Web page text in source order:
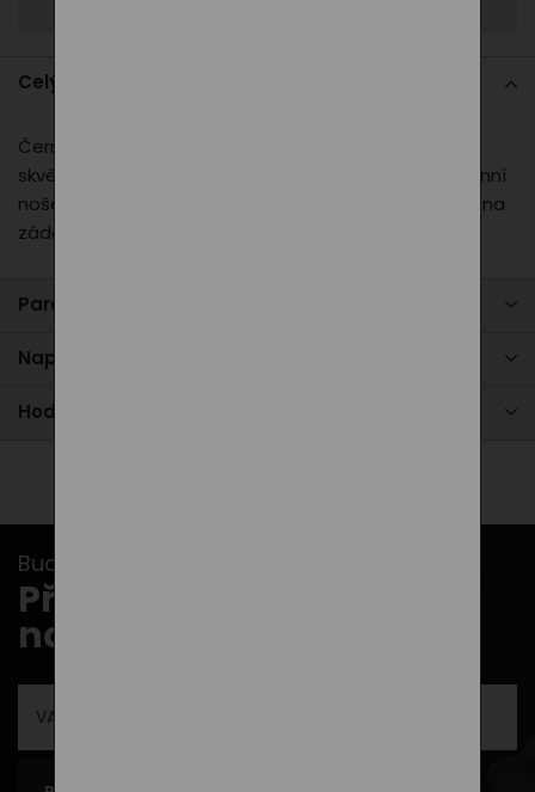
Celý popis
Černé dámské triko PXI Line nabízí pohodlný střih a
skvěle padnoucí materiál. Ideální volba pro každodenní
nošení i aktivní chvíle. Decentní design doplňuje linie na
zádech a malé logo PXI.
Parametry produktu
Napište nám
Hodnocení
Buďte v obraze s našimi newslettery...
Přihlašte se k odběru
novinek